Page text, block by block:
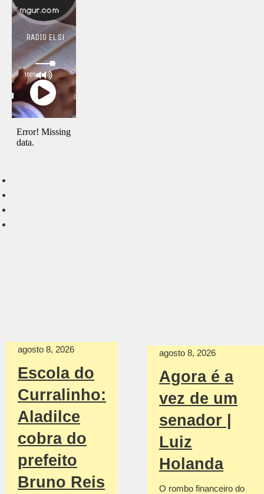
agosto 8, 2026
Escola do
Curralinho:
Aladilce
cobra do
prefeito
Bruno Reis
agosto 8, 2026
Agora é a
vez de um
senador |
Luiz
Holanda
O rombo financeiro do